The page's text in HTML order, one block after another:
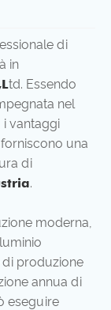
di
in
td. Essendo
nel
vantaggi
una
di
.
moderna,
di produzione
annua di
eseguire